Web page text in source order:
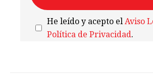
He leído y acepto elAviso
Política de Privacidad.